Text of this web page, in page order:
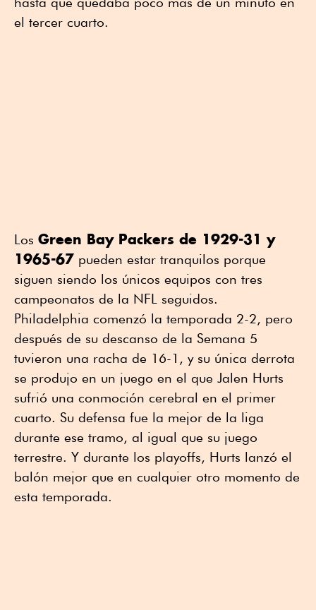
el tercer cuarto.
Los Green Bay Packers de 1929-31 y
1965-67 pueden estar tranquilos porque
siguen siendo los únicos equipos con tres
campeonatos de la NFL seguidos.
Philadelphia comenzó la temporada 2-2, pero
después de su descanso de la Semana 5
tuvieron una racha de 16-1, y su única derrota
se produjo en un juego en el que Jalen Hurts
sufrió una conmoción cerebral en el primer
cuarto. Su defensa fue la mejor de la liga
durante ese tramo, al igual que su juego
terrestre. Y durante los playoffs, Hurts lanzó el
balón mejor que en cualquier otro momento de
esta temporada.